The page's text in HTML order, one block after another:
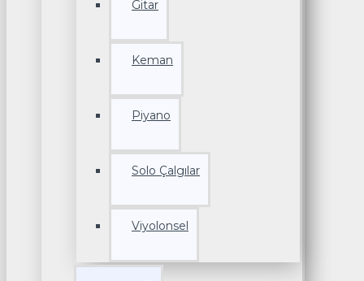
Gitar
Keman
Piyano
Solo Çalgılar
Viyolonsel